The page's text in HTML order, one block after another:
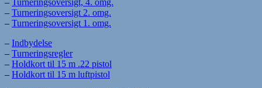
– Turneringsoversigt 2. omg.
– Turneringsoversigt 1. omg.
– Indbydelse
– Turneringsregler
– Holdkort til 15 m .22 pistol
– Holdkort til 15 m luftpistol